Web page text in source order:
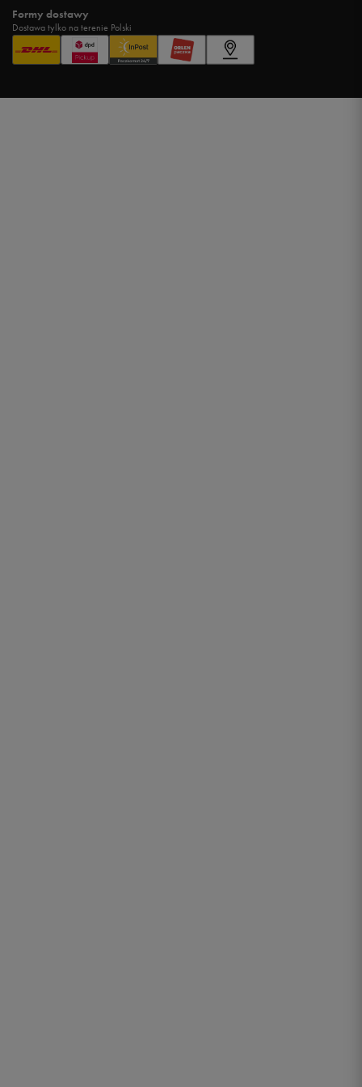
Formy dostawy
Dostawa tylko na terenie Polski